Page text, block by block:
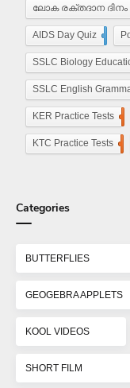
ലോക രക്തദാന
AIDS Day Quiz
SSLC Biology
SSLC English
KER Practice Tests
KTC Practice Tests
Categories
BUTTERFLIES
GEOGEBRA APPLETS
KOOL VIDEOS
SHORT FILM